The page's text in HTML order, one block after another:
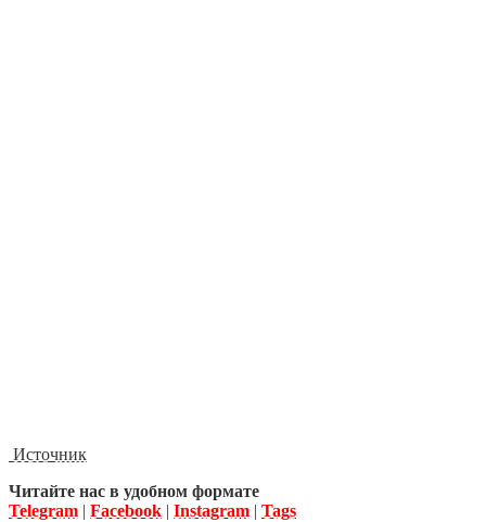
Источник
Читайте нас в удобном формате
Telegram | Facebook | Instagram | Tags